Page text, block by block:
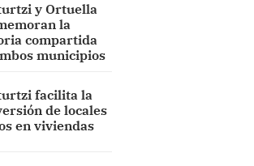
y Ortuella
la
compartida
municipios
facilita la
de locales
en viviendas